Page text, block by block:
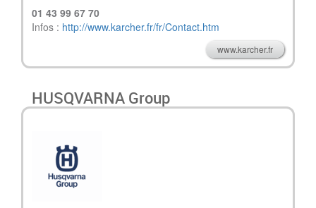
01 43 99 67 70
Infos : http://www.karcher.fr/fr/Contact.htm
www.karcher.fr
HUSQVARNA Group